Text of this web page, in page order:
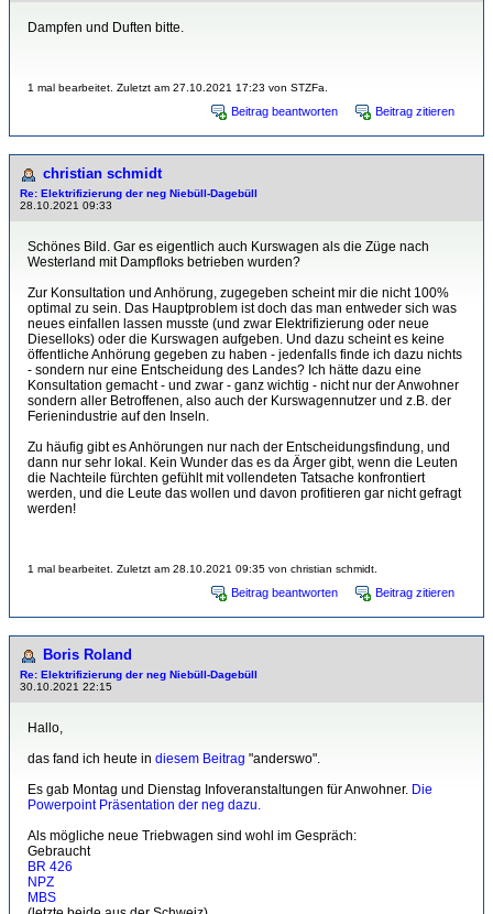
Dampfen und Duften bitte.
1 mal bearbeitet. Zuletzt am 27.10.2021 17:23 von STZFa.
Beitrag beantworten Beitrag zitieren
christian schmidt
Re: Elektrifizierung der neg Niebüll-Dagebüll
28.10.2021 09:33
Schönes Bild. Gar es eigentlich auch Kurswagen als die Züge nach
Westerland mit Dampfloks betrieben wurden?
Zur Konsultation und Anhörung, zugegeben scheint mir die nicht 100%
optimal zu sein. Das Hauptproblem ist doch das man entweder sich was
neues einfallen lassen musste (und zwar Elektrifizierung oder neue
Dieselloks) oder die Kurswagen aufgeben. Und dazu scheint es keine
öffentliche Anhörung gegeben zu haben - jedenfalls finde ich dazu nichts
- sondern nur eine Entscheidung des Landes? Ich hätte dazu eine
Konsultation gemacht - und zwar - ganz wichtig - nicht nur der Anwohner
sondern aller Betroffenen, also auch der Kurswagennutzer und z.B. der
Ferienindustrie auf den Inseln.
Zu häufig gibt es Anhörungen nur nach der Entscheidungsfindung, und
dann nur sehr lokal. Kein Wunder das es da Ärger gibt, wenn die Leuten
die Nachteile fürchten gefühlt mit vollendeten Tatsache konfrontiert
werden, und die Leute das wollen und davon profitieren gar nicht gefragt
werden!
1 mal bearbeitet. Zuletzt am 28.10.2021 09:35 von christian schmidt.
Beitrag beantworten Beitrag zitieren
Boris Roland
Re: Elektrifizierung der neg Niebüll-Dagebüll
30.10.2021 22:15
Hallo,
das fand ich heute in diesem Beitrag "anderswo".
Es gab Montag und Dienstag Infoveranstaltungen für Anwohner. Die
Powerpoint Präsentation der neg dazu.
Als mögliche neue Triebwagen sind wohl im Gespräch:
Gebraucht
BR 426
NPZ
MBS